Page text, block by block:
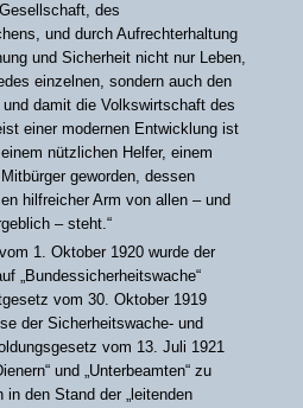
des
und durch Aufrechterhaltung
und Sicherheit nicht nur Leben,
einzelnen, sondern auch den
damit die Volkswirtschaft des
einer modernen Entwicklung ist
nützlichen Helfer, einem
geworden, dessen
hilfreicher Arm von allen – und
– steht.“
1. Oktober 1920 wurde der
„Bundessicherheitswache“
vom 30. Oktober 1919
der Sicherheitswache- und
vom 13. Juli 1921
und „Unterbeamten“ zu
in den Stand der „leitenden